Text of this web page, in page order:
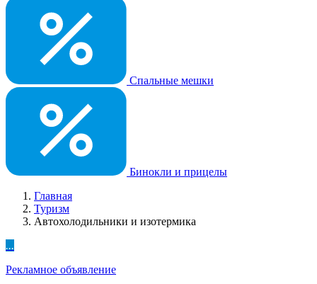
Спальные мешки
Бинокли и прицелы
Главная
Туризм
Автохолодильники и изотермика
...
Рекламное объявление